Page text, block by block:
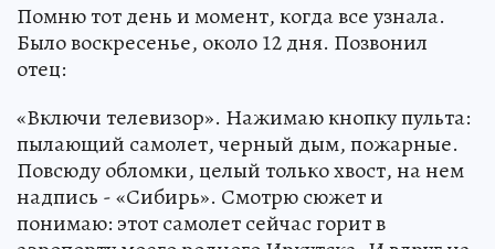
Помню тот день и момент, когда все узнала.
Было воскресенье, около 12 дня. Позвонил
отец:
«Включи телевизор». Нажимаю кнопку пульта:
пылающий самолет, черный дым, пожарные.
Повсюду обломки, целый только хвост, на нем
надпись - «Сибирь». Смотрю сюжет и
понимаю: этот самолет сейчас горит в